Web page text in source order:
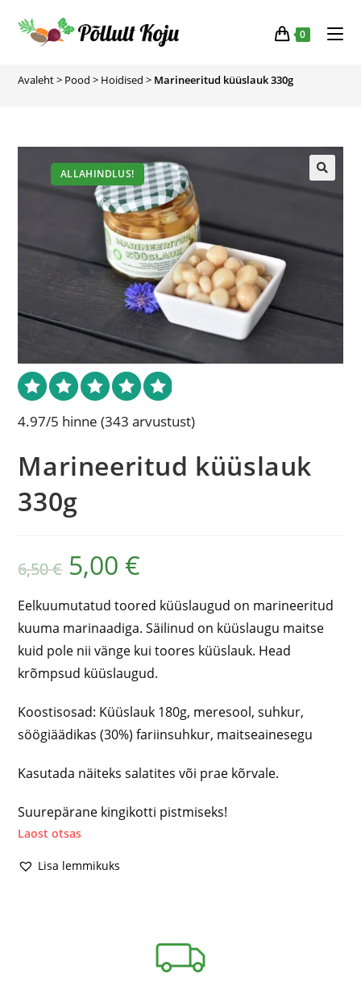
0
Avaleht> Pood > Hoidised > Marineeritud küüslauk 330g
ALLAHINDLUS!
4.97/5 hinne (343 arvustust)
Marineeritud küüslauk
330g
6,50€ 5,00 €
Eelkuumutatud toored küüslaugud on marineeritud
kuuma marinaadiga. Säilinud on küüslaugu maitse
kuid pole nii vänge kui toores küüslauk. Head
krõmpsud küüslaugud.
Koostisosad: Küüslauk 180g, meresool, suhkur,
söögiäädikas (30%) fariinsuhkur, maitseainesegu
Kasutada näiteks salatites või prae kõrvale.
Suurepärane kingikotti pistmiseks!
Laost otsas
Lisa lemmikuks